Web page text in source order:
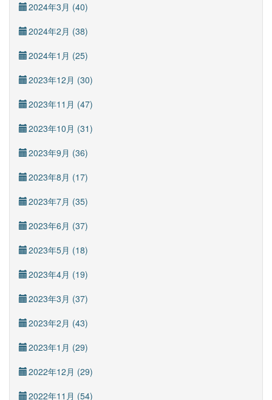
2024年3月 (40)
2024年2月 (38)
2024年1月 (25)
2023年12月 (30)
2023年11月 (47)
2023年10月 (31)
2023年9月 (36)
2023年8月 (17)
2023年7月 (35)
2023年6月 (37)
2023年5月 (18)
2023年4月 (19)
2023年3月 (37)
2023年2月 (43)
2023年1月 (29)
2022年12月 (29)
2022年11月 (54)